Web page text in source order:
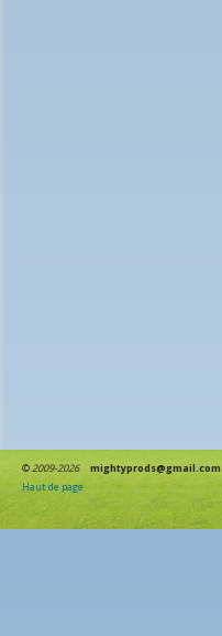
©2009-2026
mightyprods@gmail.com
Haut de page